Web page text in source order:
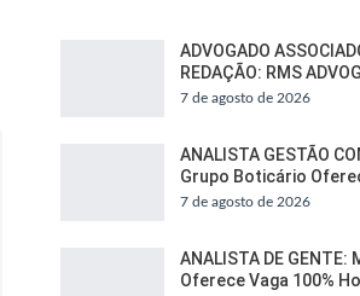
ADVOGADO
REDAÇÃO: RMS
7 de agosto de 2026
ANALISTA GESTÃO
Grupo Boticário
7 de agosto de 2026
ANALISTA DE GENTE:
Oferece Vaga 100%